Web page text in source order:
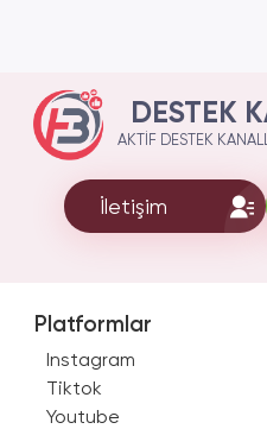
DESTEK
AKTIF DESTEK
İletişim
Platformlar
Instagram
Tiktok
Youtube